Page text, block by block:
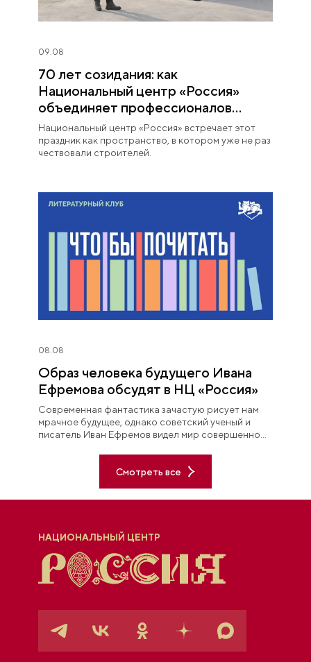
09.08
70 лет созидания: как
Национальный центр «Россия»
объединяет профессионалов
строительной отрасли
Национальный центр «Россия» встречает этот
праздник как пространство, в котором уже не раз
чествовали строителей.
08.08
Образ человека будущего Ивана
Ефремова обсудят в НЦ «Россия»
Современная фантастика зачастую рисует нам
мрачное будущее, однако советский ученый и
писатель Иван Ефремов видел мир совершенно
Смотреть все
НАЦИОНАЛЬНЫЙ ЦЕНТР